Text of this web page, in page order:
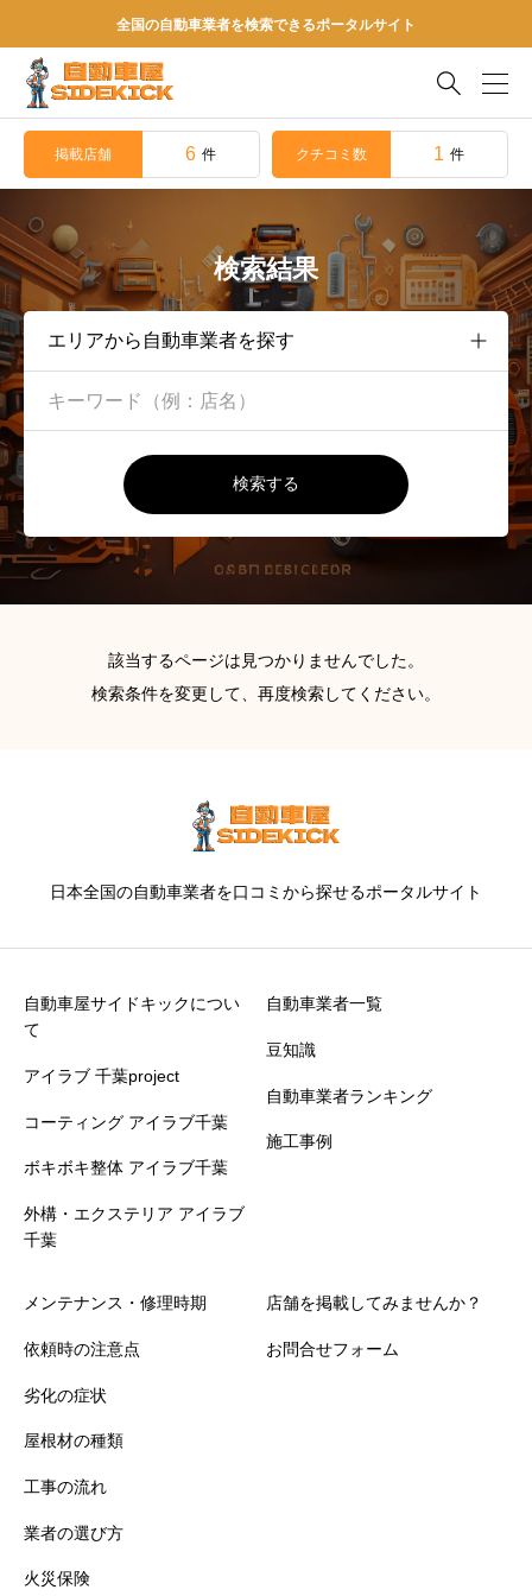
全国の自動車業者を検索できるポータルサイト

掲載店舗 6 件 クチコミ数 1 件
検索結果
検索する
該当するページは見つかりませんでした。
検索条件を変更して、再度検索してください。
日本全国の自動車業者を口コミから探せるポータルサイト
自動車屋サイドキックについ
て
アイラブ 千葉project
コーティング アイラブ千葉
ボキボキ整体 アイラブ千葉
外構・エクステリア アイラブ
千葉
自動車業者一覧
豆知識
自動車業者ランキング
施工事例
メンテナンス・修理時期
依頼時の注意点
劣化の症状
屋根材の種類
工事の流れ
業者の選び方
火災保険
店舗を掲載してみませんか？
お問合せフォーム